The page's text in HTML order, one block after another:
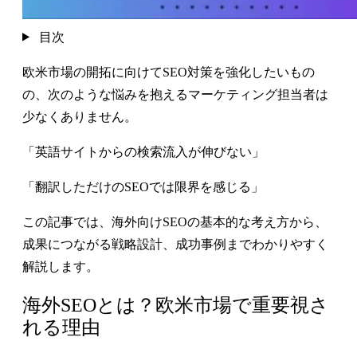
目次
欧米市場の開拓に向けてSEO対策を強化したいもの
の、次のような悩みを抱えるマーケティング担当者は
少なくありません。
「英語サイトからの検索流入が伸びない」
「翻訳しただけのSEOでは限界を感じる」
この記事では、海外向けSEOの基本的な考え方から、
成果につながる戦略設計、成功事例までわかりやすく
解説します。
海外SEOとは？欧米市場で重要視さ
れる理由